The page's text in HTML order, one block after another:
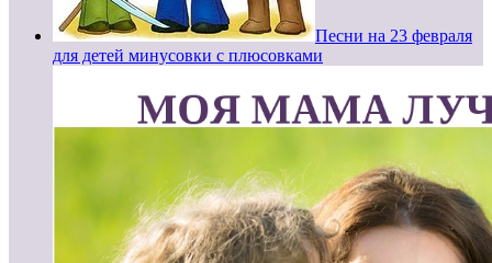
Песни на 23 февраля
для детей минусовки с плюсовками